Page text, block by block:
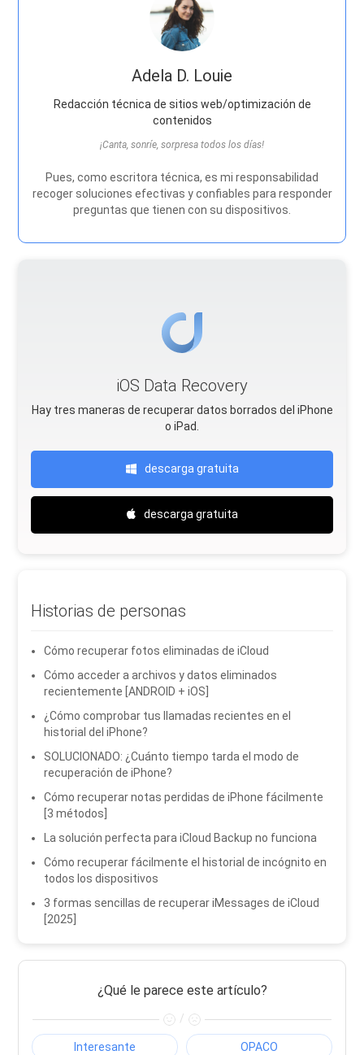
Adela D. Louie
Redacción técnica de sitios web/optimización de
contenidos
¡Canta, sonríe, sorpresa todos los días!
Pues, como escritora técnica, es mi responsabilidad
recoger soluciones efectivas y confiables para responder
preguntas que tienen con su dispositivos.
iOS Data Recovery
Hay tres maneras de recuperar datos borrados del iPhone
o iPad.
descarga gratuita
descarga gratuita
Historias de personas
Cómo recuperar fotos eliminadas de iCloud
Cómo acceder a archivos y datos eliminados
recientemente [ANDROID + iOS]
¿Cómo comprobar tus llamadas recientes en el
historial del iPhone?
SOLUCIONADO: ¿Cuánto tiempo tarda el modo de
recuperación de iPhone?
Cómo recuperar notas perdidas de iPhone fácilmente
[3 métodos]
La solución perfecta para iCloud Backup no funciona
Cómo recuperar fácilmente el historial de incógnito en
todos los dispositivos
3 formas sencillas de recuperar iMessages de iCloud
[2025]
¿Qué le parece este artículo?
/
Interesante OPACO